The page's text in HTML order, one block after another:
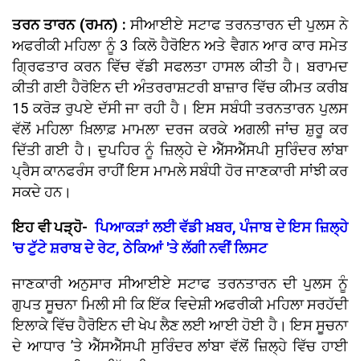
ਤਰਨ ਤਾਰਨ (ਰਮਨ) :ਸੀਆਈਏ ਸਟਾਫ ਤਰਨਤਾਰਨ ਦੀ ਪੁਲਸ ਨੇ
ਅਫਰੀਕੀ ਮਹਿਲਾ ਨੂੰ 3 ਕਿਲੋ ਹੈਰੋਇਨ ਅਤੇ ਵੈਗਨ ਆਰ ਕਾਰ ਸਮੇਤ
ਗ੍ਰਿਫਤਾਰ ਕਰਨ ਵਿੱਚ ਵੱਡੀ ਸਫਲਤਾ ਹਾਸਲ ਕੀਤੀ ਹੈ। ਬਰਾਮਦ
ਕੀਤੀ ਗਈ ਹੈਰੋਇਨ ਦੀ ਅੰਤਰਰਾਸ਼ਟਰੀ ਬਾਜ਼ਾਰ ਵਿੱਚ ਕੀਮਤ ਕਰੀਬ
15 ਕਰੋੜ ਰੁਪਏ ਦੱਸੀ ਜਾ ਰਹੀ ਹੈ। ਇਸ ਸਬੰਧੀ ਤਰਨਤਾਰਨ ਪੁਲਸ
ਵੱਲੋਂ ਮਹਿਲਾ ਖ਼ਿਲਾਫ਼ ਮਾਮਲਾ ਦਰਜ ਕਰਕੇ ਅਗਲੀ ਜਾਂਚ ਸ਼ੁਰੂ ਕਰ
ਦਿੱਤੀ ਗਈ ਹੈ। ਦੁਪਹਿਰ ਨੂੰ ਜ਼ਿਲ੍ਹੇ ਦੇ ਐੱਸਐੱਸਪੀ ਸੁਰਿੰਦਰ ਲਾਂਬਾ
ਪ੍ਰੈਸ ਕਾਨਫਰੰਸ ਰਾਹੀਂ ਇਸ ਮਾਮਲੇ ਸਬੰਧੀ ਹੋਰ ਜਾਣਕਾਰੀ ਸਾਂਝੀ ਕਰ
ਸਕਦੇ ਹਨ।
ਇਹ ਵੀ ਪੜ੍ਹੋ-ਪਿਆਕੜਾਂ ਲਈ ਵੱਡੀ ਖ਼ਬਰ, ਪੰਜਾਬ ਦੇ ਇਸ ਜ਼ਿਲ੍ਹੇ
'ਚ ਟੁੱਟੇ ਸ਼ਰਾਬ ਦੇ ਰੇਟ, ਠੇਕਿਆਂ 'ਤੇ ਲੱਗੀ ਨਵੀਂ ਲਿਸਟ
ਜਾਣਕਾਰੀ ਅਨੁਸਾਰ ਸੀਆਈਏ ਸਟਾਫ ਤਰਨਤਾਰਨ ਦੀ ਪੁਲਸ ਨੂੰ
ਗੁਪਤ ਸੂਚਨਾ ਮਿਲੀ ਸੀ ਕਿ ਇੱਕ ਵਿਦੇਸ਼ੀ ਅਫਰੀਕੀ ਮਹਿਲਾ ਸਰਹੱਦੀ
ਇਲਾਕੇ ਵਿੱਚ ਹੈਰੋਇਨ ਦੀ ਖੇਪ ਲੈਣ ਲਈ ਆਈ ਹੋਈ ਹੈ। ਇਸ ਸੂਚਨਾ
ਦੇ ਆਧਾਰ ’ਤੇ ਐੱਸਐੱਸਪੀ ਸੁਰਿੰਦਰ ਲਾਂਬਾ ਵੱਲੋਂ ਜ਼ਿਲ੍ਹੇ ਵਿੱਚ ਹਾਈ